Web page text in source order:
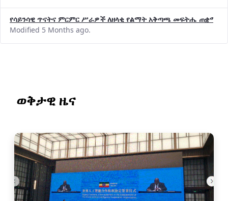
የሳይንሳዊ ጥናትና ምርምር ሥራዎች ለዘላቂ የልማት አቅጣጫ መፍትሔ ጠቋሚ
Modified 5 Months ago.
ወቅታዊ ዜና